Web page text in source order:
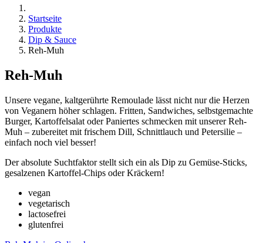
Startseite
Produkte
Dip & Sauce
Reh-Muh
Reh-Muh
Unsere vegane, kaltgerührte Remoulade lässt nicht nur die Herzen
von Veganern höher schlagen. Fritten, Sandwiches, selbstgemachte
Burger, Kartoffelsalat oder Paniertes schmecken mit unserer Reh-
Muh – zubereitet mit frischem Dill, Schnittlauch und Petersilie –
einfach noch viel besser!
Der absolute Suchtfaktor stellt sich ein als Dip zu Gemüse-Sticks,
gesalzenen Kartoffel-Chips oder Kräckern!
vegan
vegetarisch
lactosefrei
glutenfrei